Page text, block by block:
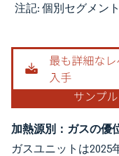
画像 © Mordor Intelligence
注記: 個別セグメン
加熱源別：ガスの優
ガスユニットは2025